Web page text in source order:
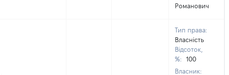
Романович
Тип права:
Власність
Відсоток,
%:
100
Власник: